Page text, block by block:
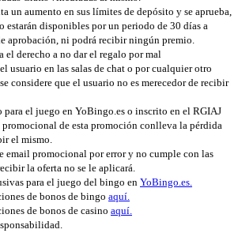
un aumento en sus límites de depósito y se aprueba,
estarán disponibles por un periodo de 30 días a
aprobación, ni podrá recibir ningún premio.
el derecho a no dar el regalo por mal
usuario en las salas de chat o por cualquier otro
considere que el usuario no es merecedor de recibir
para el juego en YoBingo.es o inscrito en el RGIAJ
de esta promoción conlleva la pérdida
el mismo.
email promocional por error y no cumple con las
la oferta no se le aplicará.
para el juego del bingo en YoBingo.es.
de bonos de bingo aquí.
de bonos de casino aquí.